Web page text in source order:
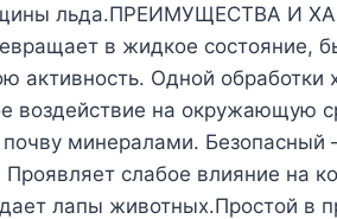
льда.ПРЕИМУЩЕСТВА И
в жидкое состояние,
активность. Одной
воздействие на окружающую
минералами.
слабое влияние на
лапы животных.Простой в